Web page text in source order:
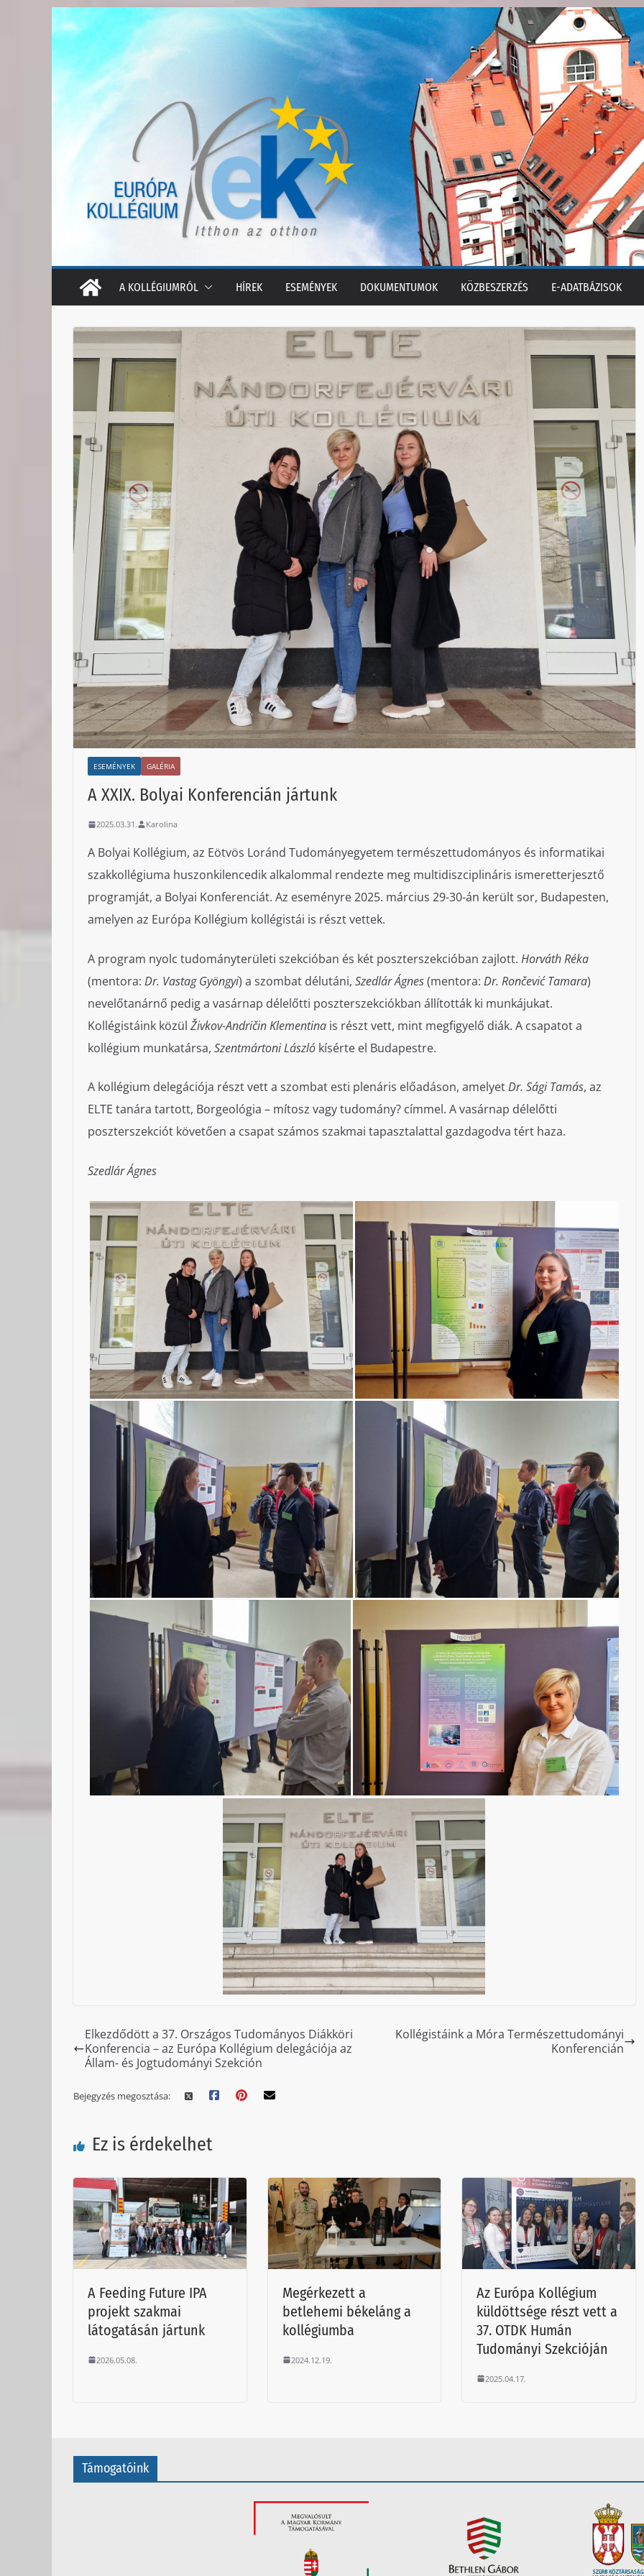
to
content
A KOLLÉGIUMRÓL HÍREK ESEMÉNYEK DOKUMENTUMOK KÖZBESZERZÉS E-ADATBÁZISOK
ESEMÉNYEK GALÉRIA
A XXIX. Bolyai Konferencián jártunk
2025.03.31. Karolina
A Bolyai Kollégium, az Eötvös Loránd Tudományegyetem természettudományos és informatikai
szakkollégiuma huszonkilencedik alkalommal rendezte meg multidiszciplináris ismeretterjesztő
programját, a Bolyai Konferenciát. Az eseményre 2025. március 29-30-án került sor, Budapesten,
amelyen az Európa Kollégium kollégistái is részt vettek.
A program nyolc tudományterületi szekcióban és két poszterszekcióban zajlott. Horváth Réka
(mentora: Dr. Vastag Gyöngyi) a szombat délutáni, Szedlár Ágnes(mentora: Dr. Rončević Tamara)
nevelőtanárnő pedig a vasárnap délelőtti poszterszekciókban állították ki munkájukat.
Kollégistáink közül Živkov-Andričin Klementina is részt vett, mint megfigyelő diák. A csapatot a
kollégium munkatársa, Szentmártoni László kísérte el Budapestre.
A kollégium delegációja részt vett a szombat esti plenáris előadáson, amelyetDr. Sági Tamás, az
ELTE tanára tartott, Borgeológia – mítosz vagy tudomány? címmel. A vasárnap délelőtti
poszterszekciót követően a csapat számos szakmai tapasztalattal gazdagodva tért haza.
Szedlár Ágnes
Elkezdődött a 37. Országos Tudományos Diákköri
Konferencia – az Európa Kollégium delegációja az
Állam- és Jogtudományi Szekción
Kollégistáink a Móra Természettudományi
Konferencián
Bejegyzés megosztása:
Ez is érdekelhet
A Feeding Future IPA
projekt szakmai
látogatásán jártunk
2026.05.08.
Megérkezett a
betlehemi békeláng a
kollégiumba
2024.12.19.
Az Európa Kollégium
küldöttsége részt vett a
37. OTDK Humán
Tudományi Szekcióján
2025.04.17.
Támogatóink